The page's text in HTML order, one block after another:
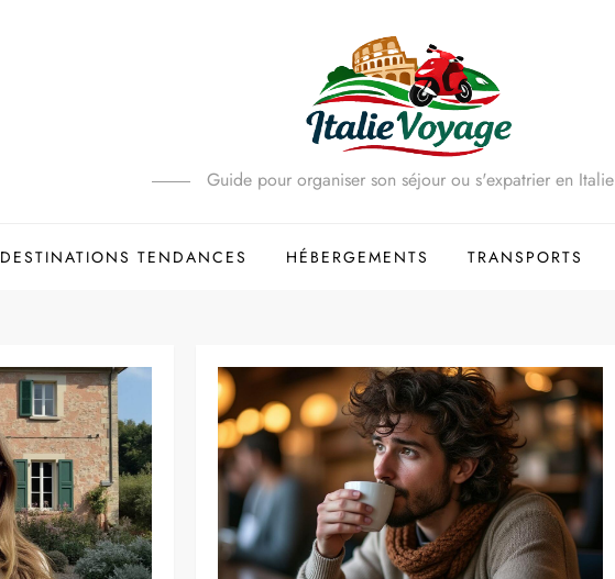
Guide pour organiser son séjour ou s'expatrier en Italie
DESTINATIONS TENDANCES HÉBERGEMENTS TRANSPORTS